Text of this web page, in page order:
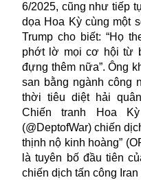
6/2025, cũng như tiếp
dọa Hoa Kỳ cùng một
Trump cho biết: “Họ
phớt lờ mọi cơ hội từ
đựng thêm nữa”. Ông
san bằng ngành công
thời tiêu diệt hải
Chiến tranh Hoa
(@DeptofWar) chiến
thịnh nộ kinh hoàng”
là tuyên bố đầu tiên
chiến dịch tấn công